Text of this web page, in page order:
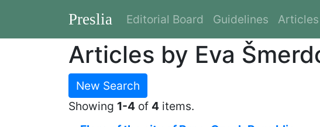
Preslia Editorial Board Guidelines Articles
Articles by Eva
New Search
Showing 1-4 of 4 items.